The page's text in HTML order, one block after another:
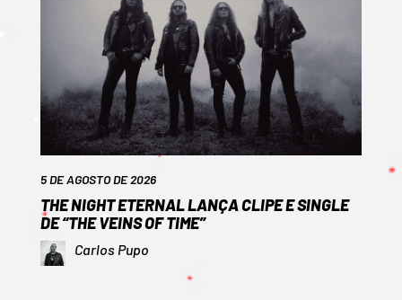
5 DE AGOSTO DE 2026
THE NIGHT ETERNAL LANÇA CLIPE E SINGLE
DE “THE VEINS OF TIME”
Carlos Pupo